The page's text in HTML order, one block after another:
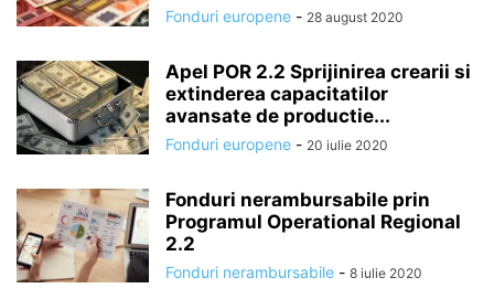
Fonduri europene - 28 august 2020
Apel POR 2.2 Sprijinirea crearii si
extinderea capacitatilor
avansate de productie...
Fonduri europene - 20 iulie 2020
Fonduri nerambursabile prin
Programul Operational Regional
2.2
Fonduri nerambursabile - 8 iulie 2020